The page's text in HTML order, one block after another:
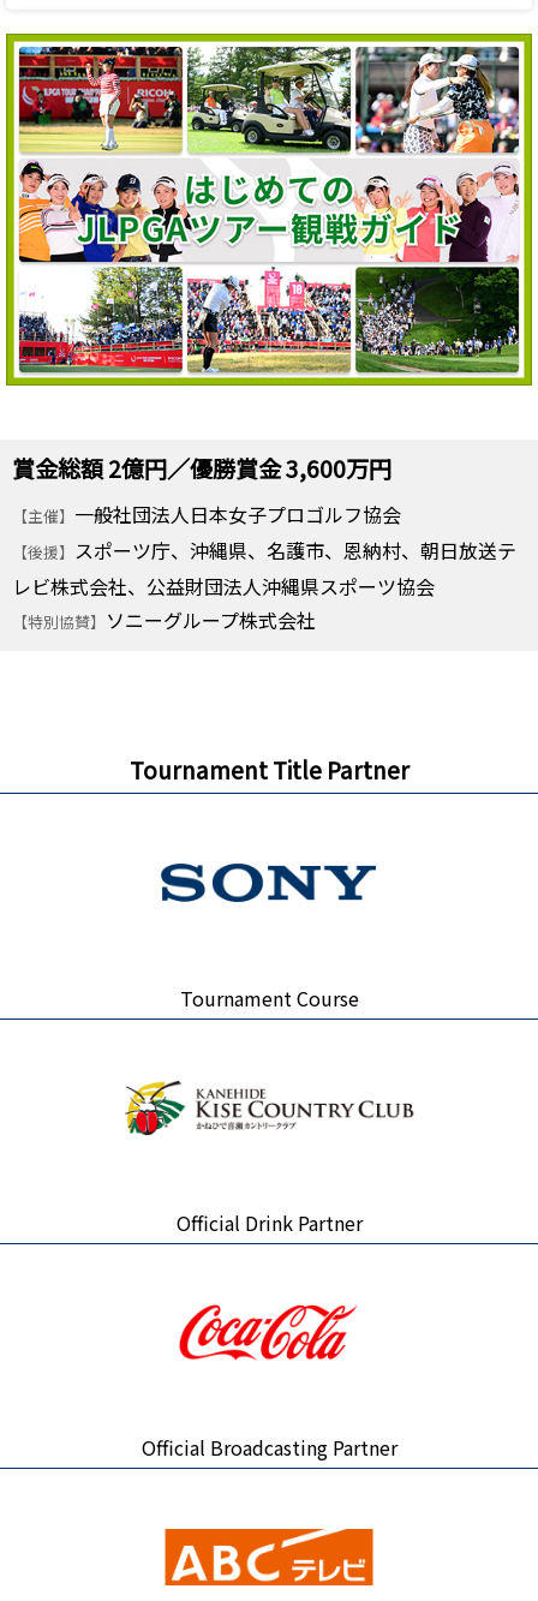
賞金総額 2億円／優勝賞金 3,600万円
【主催】 一般社団法人日本女子プロゴルフ協会
【後援】 スポーツ庁、沖縄県、名護市、恩納村、朝日放送テ
レビ株式会社、公益財団法人沖縄県スポーツ協会
【特別協賛】 ソニーグループ株式会社
Tournament Title Partner
Tournament Course
Official Drink Partner
Official Broadcasting Partner